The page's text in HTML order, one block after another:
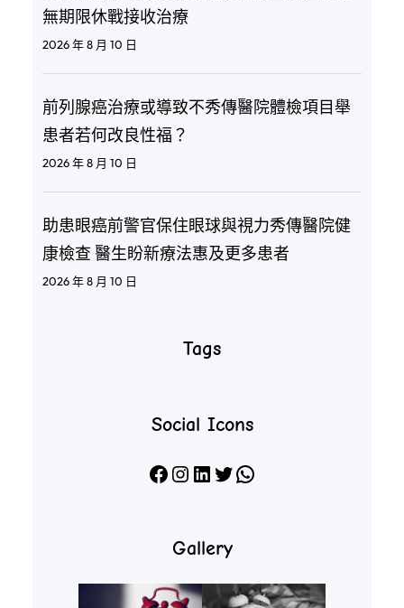
無期限休戰接收治療
2026 年 8 月 10 日
前列腺癌治療或導致不秀傳醫院體檢項目舉
患者若何改良性福？
2026 年 8 月 10 日
助患眼癌前警官保住眼球與視力秀傳醫院健
康檢查 醫生盼新療法惠及更多患者
2026 年 8 月 10 日
Tags
Social Icons
Facebook Instagram LinkedIn X WhatsApp
Gallery